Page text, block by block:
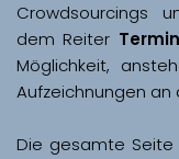
Crowdsourcings
dem Reiter
Möglichkeit,
Aufzeichnungen an
Die gesamte